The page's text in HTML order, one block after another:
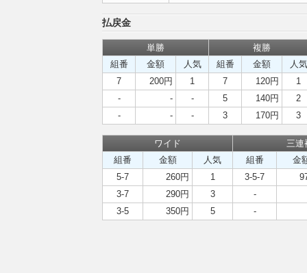
払戻金
単勝
複勝
組番
金額 人気 組番 金額
人気
7
200円 1 7 120円
1
-
- - 5 140円
2
-
- - 3 170円 3
ワイド
三連
組番
金額 人気 組番
金
5-7
260円 1 3-5-7
3-7
290円 3
-
3-5
350円 5 -